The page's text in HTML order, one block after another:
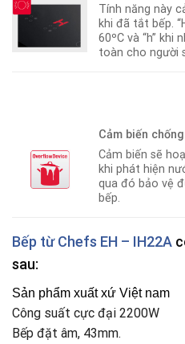
Tính năng này
khi đã tắt bếp.
60ºC và “h” khi
toàn cho người
Cảm biến
Cảm biến sẽ
khi phát hiện
qua đó bảo vệ
bếp.
Bếp từ Chefs EH – IH22A
sau:
Sản phẩm xuất xứ Việt nam
Công suất cực đại 2200W
Bếp đặt âm, 43mm.